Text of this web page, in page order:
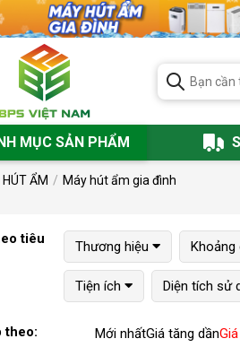
MỤC SẢN PHẨM
HÚT ẨM Máy hút ẩm gia đình
tiêu
Thương hiệu Khoảng
Tiện ích Diện tích sử
theo: Mới nhấtGiá tăng dần